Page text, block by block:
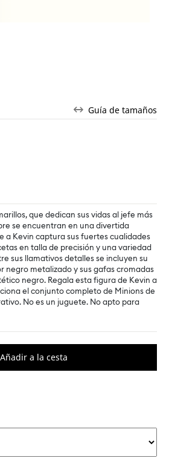
Guía de tamaños
que dedican sus vidas al jefe más
se encuentran en una divertida
a Kevin captura sus fuertes cualidades
en talla de precisión y una variedad
sus llamativos detalles se incluyen su
negro metalizado y sus gafas cromadas
negro. Regala esta figura de Kevin a
el conjunto completo de Minions de
No es un juguete. No apto para